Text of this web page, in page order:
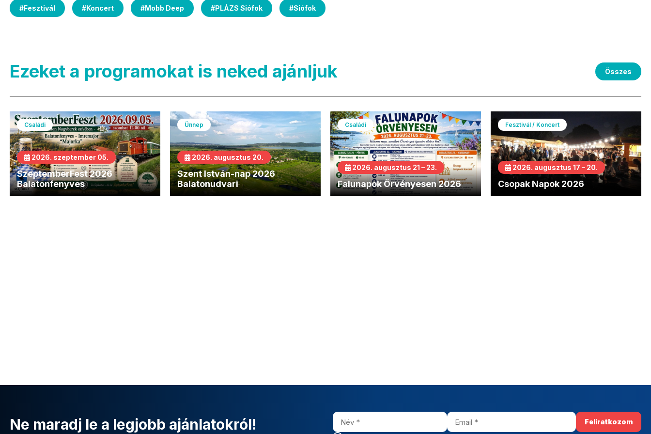
#Fesztivál #Koncert #Mobb Deep #PLÁZS Siófok #Siófok
Ezeket a programokat is neked ajánljuk Összes
Családi
2026. szeptember 05.
SzeptemberFest 2026
Balatonfenyves
Ünnep
2026. augusztus 20.
Szent István-nap 2026
Balatonudvari
Családi
2026. augusztus 21 – 23.
Falunapok Örvényesen 2026
Fesztivál / Koncert
2026. augusztus 17 – 20.
Csopak Napok 2026
Ne maradj le a legjobb ajánlatokról!